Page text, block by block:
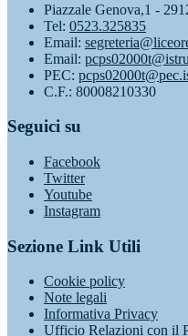
Piazzale Genova,1 -
Tel: 0523.325835
Email:
Email:
PEC:
C.F.: 80008210330
Seguici su
Facebook
Twitter
Youtube
Instagram
Sezione Link Utili
Cookie policy
Note legali
Informativa Privacy
Ufficio Relazioni con il